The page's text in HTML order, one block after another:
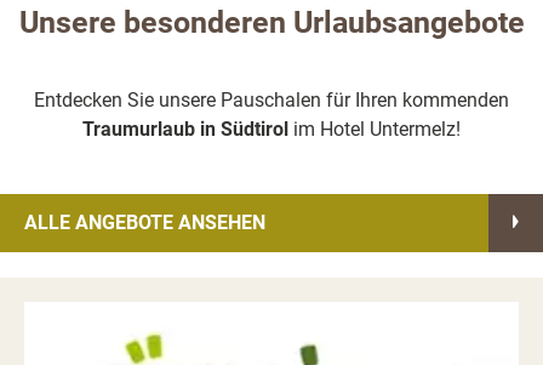
Unsere besonderen Urlaubsangebote
Entdecken Sie unsere Pauschalen für Ihren kommenden
Traumurlaub in Südtirol im Hotel Untermelz!
ALLE ANGEBOTE ANSEHEN